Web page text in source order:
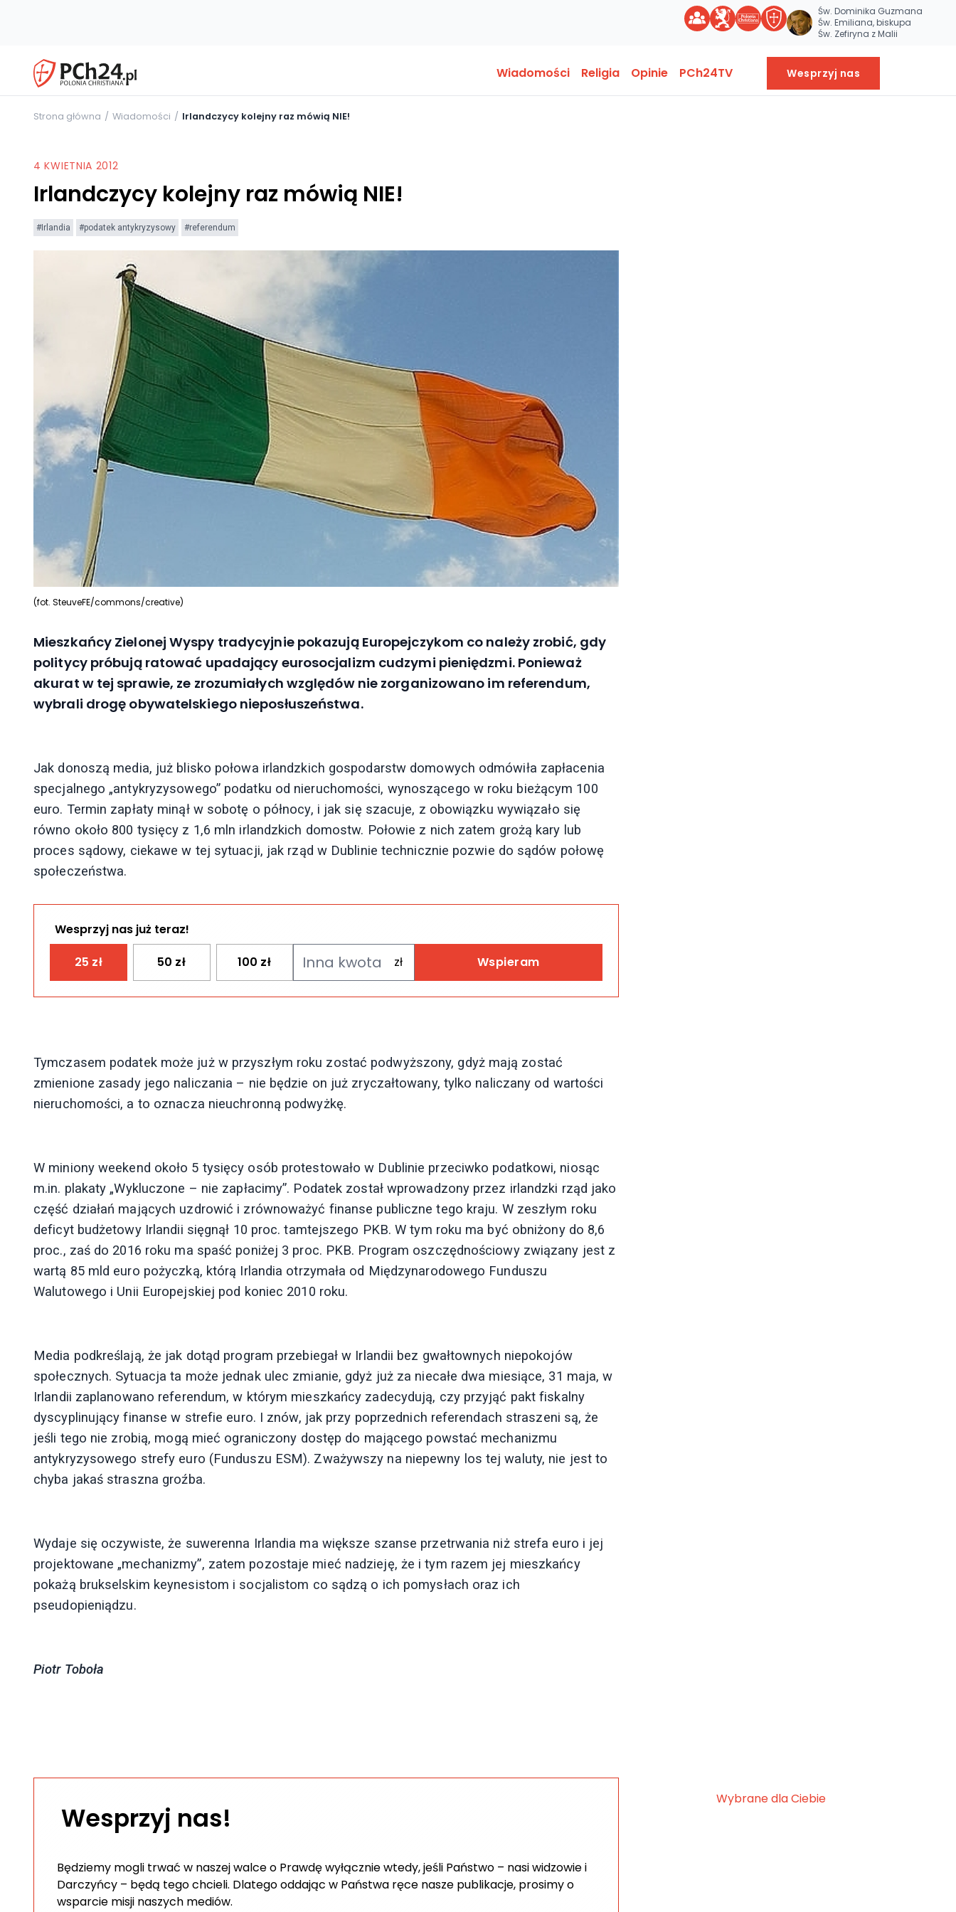
Św. Dominika Guzmana
Św. Emiliana, biskupa
Św. Zefiryna z Malii
Wiadomości Religia Opinie PCh24TV Wesprzyj nas
Strona główna Wiadomości Irlandczycy kolejny raz mówią NIE!
4 KWIETNIA 2012
Irlandczycy kolejny raz mówią NIE!
#Irlandia #podatek antykryzysowy #referendum
(fot. SteuveFE/commons/creative)
Mieszkańcy Zielonej Wyspy tradycyjnie pokazują Europejczykom co należy zrobić, gdy
politycy próbują ratować upadający eurosocjalizm cudzymi pieniędzmi. Ponieważ
akurat w tej sprawie, ze zrozumiałych względów nie zorganizowano im referendum,
wybrali drogę obywatelskiego nieposłuszeństwa.
Jak donoszą media, już blisko połowa irlandzkich gospodarstw domowych odmówiła zapłacenia
specjalnego „antykryzysowego” podatku od nieruchomości, wynoszącego w roku bieżącym 100
euro. Termin zapłaty minął w sobotę o północy, i jak się szacuje, z obowiązku wywiązało się
równo około 800 tysięcy z 1,6 mln irlandzkich domostw. Połowie z nich zatem grożą kary lub
proces sądowy, ciekawe w tej sytuacji, jak rząd w Dublinie technicznie pozwie do sądów połowę
społeczeństwa.
Wesprzyj nas już teraz!
25 zł 50 zł 100 zł Wspieram
Tymczasem podatek może już w przyszłym roku zostać podwyższony, gdyż mają zostać
zmienione zasady jego naliczania – nie będzie on już zryczałtowany, tylko naliczany od wartości
nieruchomości, a to oznacza nieuchronną podwyżkę.
W miniony weekend około 5 tysięcy osób protestowało w Dublinie przeciwko podatkowi, niosąc
m.in. plakaty „Wykluczone – nie zapłacimy”. Podatek został wprowadzony przez irlandzki rząd jako
część działań mających uzdrowić i zrównoważyć finanse publiczne tego kraju. W zeszłym roku
deficyt budżetowy Irlandii sięgnął 10 proc. tamtejszego PKB. W tym roku ma być obniżony do 8,6
proc., zaś do 2016 roku ma spaść poniżej 3 proc. PKB. Program oszczędnościowy związany jest z
wartą 85 mld euro pożyczką, którą Irlandia otrzymała od Międzynarodowego Funduszu
Walutowego i Unii Europejskiej pod koniec 2010 roku.
Media podkreślają, że jak dotąd program przebiegał w Irlandii bez gwałtownych niepokojów
społecznych. Sytuacja ta może jednak ulec zmianie, gdyż już za niecałe dwa miesiące, 31 maja, w
Irlandii zaplanowano referendum, w którym mieszkańcy zadecydują, czy przyjąć pakt fiskalny
dyscyplinujący finanse w strefie euro. I znów, jak przy poprzednich referendach straszeni są, że
jeśli tego nie zrobią, mogą mieć ograniczony dostęp do mającego powstać mechanizmu
antykryzysowego strefy euro (Funduszu ESM). Zważywszy na niepewny los tej waluty, nie jest to
chyba jakaś straszna groźba.
Wydaje się oczywiste, że suwerenna Irlandia ma większe szanse przetrwania niż strefa euro i jej
projektowane „mechanizmy”, zatem pozostaje mieć nadzieję, że i tym razem jej mieszkańcy
pokażą brukselskim keynesistom i socjalistom co sądzą o ich pomysłach oraz ich
pseudopieniądzu.
Piotr Toboła
Wesprzyj nas!
Będziemy mogli trwać w naszej walce o Prawdę wyłącznie wtedy, jeśli Państwo – nasi widzowie i
Darczyńcy – będą tego chcieli. Dlatego oddając w Państwa ręce nasze publikacje, prosimy o
wsparcie misji naszych mediów.
Wybrane dla Ciebie